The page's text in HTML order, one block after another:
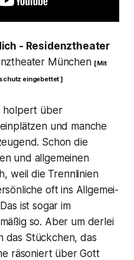
- Residenztheater
München [ Mit
eingebettet ]
holpert über
und manche
Schon die
und allgemeinen
weil die Trennlinien
oft ins Allgemei-
ist sogar im
so. Aber um derlei
das Stückchen, das
räsoniert über Gott